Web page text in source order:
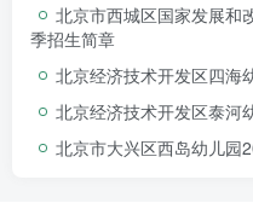
乐于创造”的幼儿。在追求“
的健康和安全放在首位，努
年、教师享受职业成长快乐
北京市西城区国家发展和
季招生简章
北京经济技术开发区四海
北京经济技术开发区泰河
北京市大兴区西岛幼儿园